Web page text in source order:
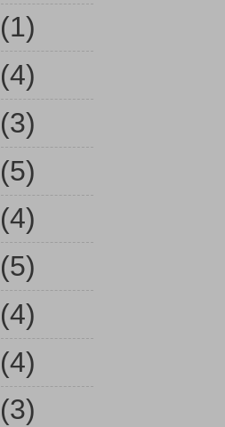
(1)
(4)
(3)
(5)
(4)
(5)
(4)
(4)
(3)